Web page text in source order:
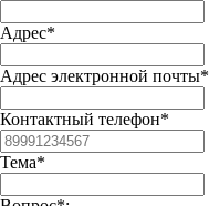
Адрес*
Адрес электронной почты*
Контактный телефон*
Тема*